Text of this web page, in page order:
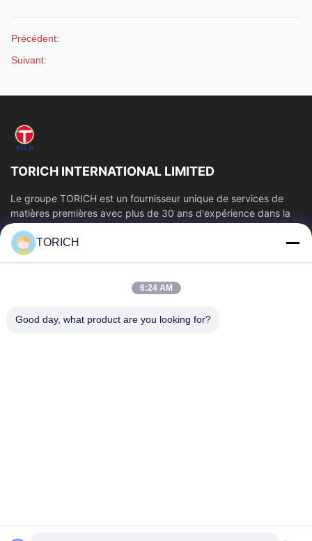
Précédent:
Suivant:
TORICH INTERNATIONAL LIMITED
Le groupe TORICH est un fournisseur unique de services de
matières premières avec plus de 30 ans d'expérience dans la
production, la R&D, le...
Liens Rapides
A Propos De Nous
Visite D'usine
Contrôle De La Qualité
TORICH
6:24 AM
Good day, what product are you looking for?